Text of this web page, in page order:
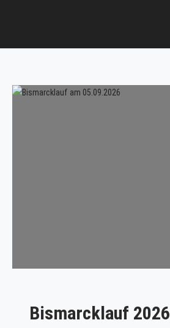
Bismarcklauf 2026